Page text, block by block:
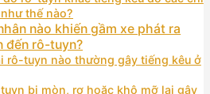
thế nào?
nào khiến gầm xe phát ra
đến rô-tuyn?
rô-tuyn nào thường gây tiếng kêu ở
bị mòn, rơ hoặc khô mỡ lại gây